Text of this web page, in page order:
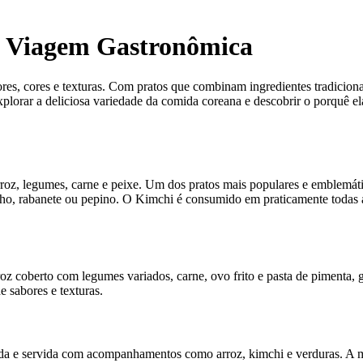
Gastronômica
cores e texturas. Com pratos que combinam ingredientes
a deliciosa variedade da comida coreana e descobrir o porquê
legumes, carne e peixe. Um dos pratos mais populares e
rabanete ou pepino. O Kimchi é consumido em praticamente
com legumes variados, carne, ovo frito e pasta de pimenta,
sabores e texturas.
e servida com acompanhamentos como arroz, kimchi e verduras.